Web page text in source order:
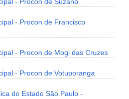
- Procon de Suzano
- Procon de Francisco
- Procon de Mogi das Cruzes
- Procon de Votuporanga
do Estado São Paulo -